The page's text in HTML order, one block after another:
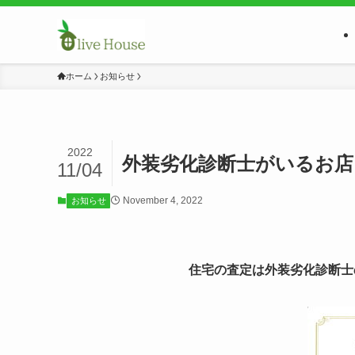
ホーム お知らせ
外装劣化診断士がいるお店
2022
11/04
お知らせ November 4, 2022
住宅の査定は外装劣化診断